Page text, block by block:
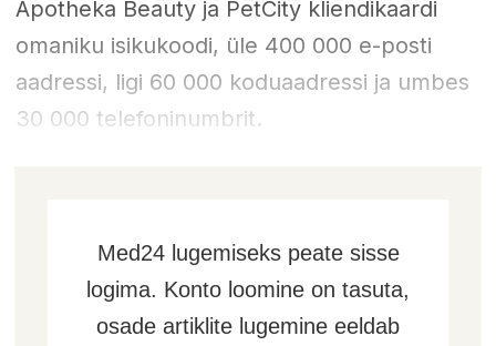
Apotheka Beauty ja PetCity kliendikaardi
omaniku isikukoodi, üle 400 000 e-posti
aadressi, ligi 60 000 koduaadressi ja umbes
30 000 telefoninumbrit.
Med24 lugemiseks peate sisse
logima. Konto loomine on tasuta,
osade artiklite lugemine eeldab